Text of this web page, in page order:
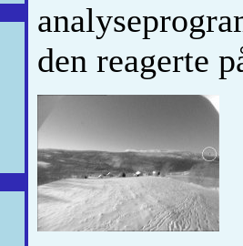
den reagerte